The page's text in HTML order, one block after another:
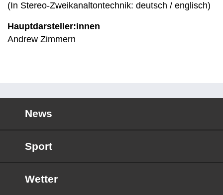
(In Stereo-Zweikanaltontechnik: deutsch / englisch)
Hauptdarsteller:innen
Andrew Zimmern
News
Sport
Wetter